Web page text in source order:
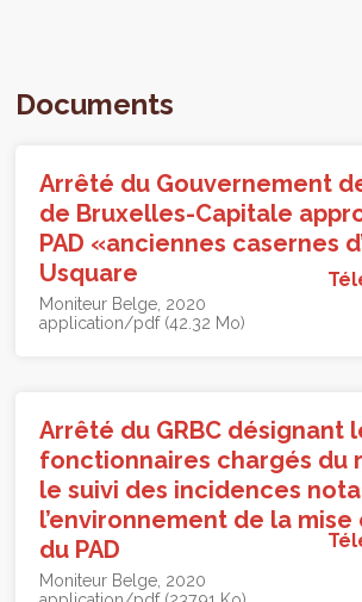
Documents
Arrêté du Gouvernement
de Bruxelles-Capitale
PAD «anciennes casernes
Usquare
Moniteur Belge 2020
application/pdf (42.32 Mo)
Arrêté du GRBC désignant
fonctionnaires chargés du
le suivi des incidences
l’environnement de la
du PAD
Moniteur Belge 2020